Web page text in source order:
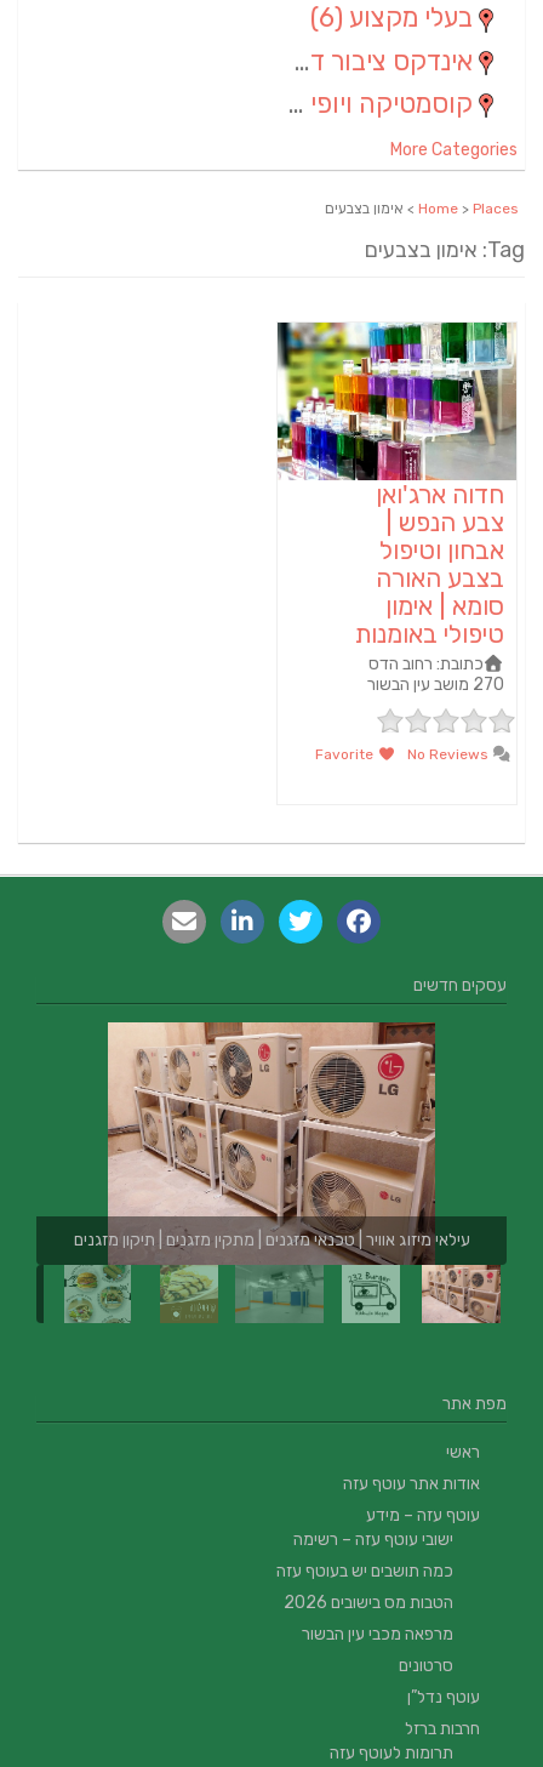
בעלי מקצוע (6)
אינדקס ציבור דתי
קוסמטיקה ויופי (4)
More Categories
Home > Places > אימון בצבעים
Tag: אימון בצבעים
חדוה ארג'ואן
צבע הנפש |
אבחון וטיפול
בצבע האורה
סומא | אימון
טיפולי באומנות
כתובת: רחוב הדס
270 מושב עין הבשור
עסקים חדשים
עילאי מיזוג אוויר | טכנאי מזגנים | מתקין מזגנים | תיקון מזגנים
מפת אתר
ראשי
אודות אתר עוטף עזה
עוטף עזה – מידע
ישובי עוטף עזה – רשימה
כמה תושבים יש בעוטף עזה
הטבות מס בישובים 2026
מרפאה מכבי עין הבשור
סרטונים
עוטף נדל”ן
חרבות ברזל
תרומות לעוטף עזה